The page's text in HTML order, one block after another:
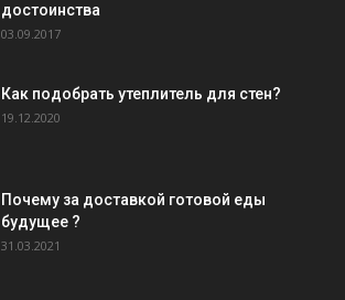
достоинства
03.09.2017
Как подобрать утеплитель для стен?
19.12.2020
Почему за доставкой готовой еды
будущее ?
31.03.2021